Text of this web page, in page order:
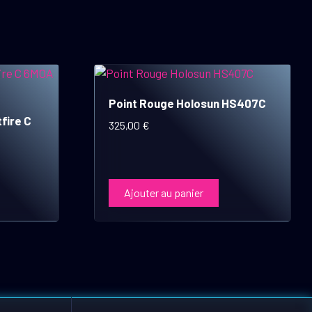
C
Point Rouge Holosun HS407C
325,00 €
Ajouter au panier